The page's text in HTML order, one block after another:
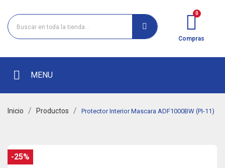
Compras
MENU
Inicio Productos Protector Interior Mascara ADF1000BW (PI-11)
-25%